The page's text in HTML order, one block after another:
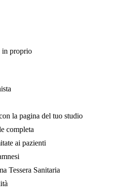
in proprio
la pagina del tuo studio
completa
ai pazienti
Tessera Sanitaria